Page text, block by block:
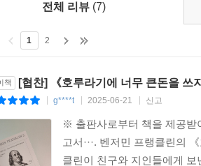
평론 작가 월터 아이작슨은 《인생의
고의 과학자, 발명가, 외교관, 저술가,
회 등 다양한 도시 발전 프로그램을 만
서는 힘의 균형을 꾀하는 현실주의와 이
제안하는 생산적인 기획을 구상했다.” 그
은 지금도 미국 100달러 지폐의 주인공
전체 리뷰 (7)
1 2
책 [협찬] 《호루라기에 너무 큰돈을 쓰
g****t 2025-06-21 신고
※ 출판사로부터 책을 제공받
고서···. 벤저민 프랭클린의
클린이 친구와 지인들에게